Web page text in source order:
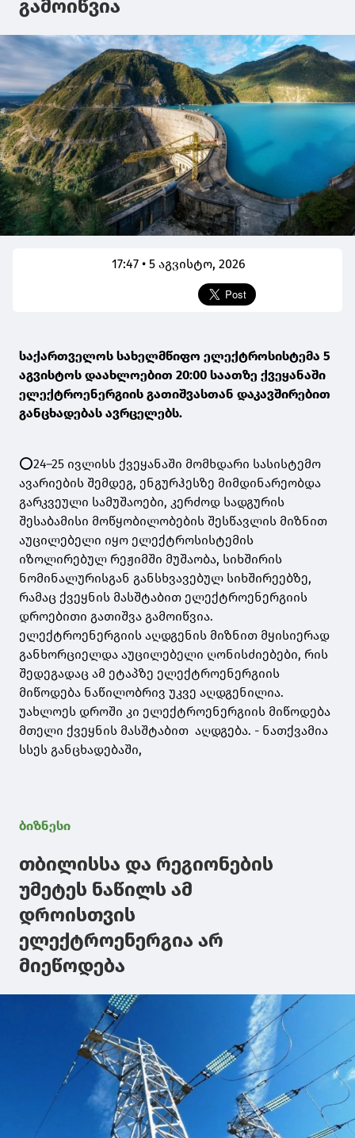
გამოიწვია
17:47 • 5 აგვისტო, 2026
საქართველოს სახელმწიფო ელექტროსისტემა 5
აგვისტოს დაახლოებით 20:00 საათზე ქვეყანაში
ელექტროენერგიის გათიშვასთან დაკავშირებით
განცხადებას ავრცელებს.
⭕️24–25 ივლისს ქვეყანაში მომხდარი სასისტემო
ავარიების შემდეგ, ენგურჰესზე მიმდინარეობდა
გარკვეული სამუშაოები, კერძოდ სადგურის
შესაბამისი მოწყობილობების შესწავლის მიზნით
აუცილებელი იყო ელექტროსისტემის
იზოლირებულ რეჟიმში მუშაობა, სიხშირის
ნომინალურისგან განსხვავებულ სიხშირეებზე,
რამაც ქვეყნის მასშტაბით ელექტროენერგიის
დროებითი გათიშვა გამოიწვია.
ელექტროენერგიის აღდგენის მიზნით მყისიერად
განხორციელდა აუცილებელი ღონისძიებები, რის
შედეგადაც ამ ეტაპზე ელექტროენერგიის
მიწოდება ნაწილობრივ უკვე აღდგენილია.
უახლოეს დროში კი ელექტროენერგიის მიწოდება
მთელი ქვეყნის მასშტაბით აღდგება. - ნათქვამია
სსეს განცხადებაში,
ბიზნესი
თბილისსა და რეგიონების
უმეტეს ნაწილს ამ
დროისთვის
ელექტროენერგია არ
მიეწოდება